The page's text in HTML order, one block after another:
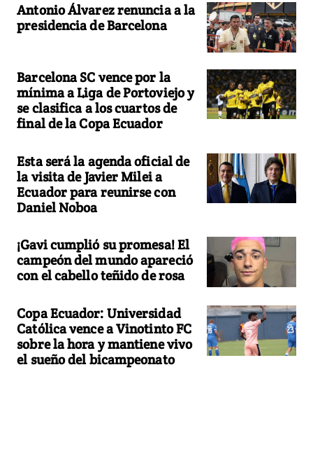
Antonio Álvarez renuncia a la
presidencia de Barcelona
Barcelona SC vence por la
mínima a Liga de Portoviejo y
se clasifica a los cuartos de
final de la Copa Ecuador
Esta será la agenda oficial de
la visita de Javier Milei a
Ecuador para reunirse con
Daniel Noboa
¡Gavi cumplió su promesa! El
campeón del mundo apareció
con el cabello teñido de rosa
Copa Ecuador: Universidad
Católica vence a Vinotinto FC
sobre la hora y mantiene vivo
el sueño del bicampeonato